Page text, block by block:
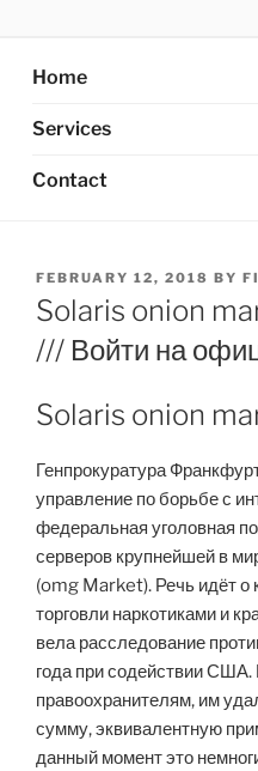
content
Home
Services
Contact
POSTED
ON
FEBRUARY 12, 2018 BY
Solaris onion
/// Войти на
Solaris onion
Генпрокуратура
управление по борьбе с
федеральная уголовная
серверов крупнейшей в
(omg Market). Речь идёт
торговли наркотиками и
вела расследование
года при содействии США.
правоохранителям, им
сумму, эквивалентную
данный момент это